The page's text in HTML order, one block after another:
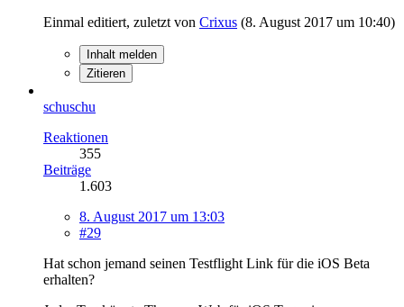
Einmal editiert, zuletzt von Crixus (8. August 2017 um 10:40)
Inhalt melden
Zitieren
schuschu
Reaktionen
355
Beiträge
1.603
8. August 2017 um 13:03
#29
Hat schon jemand seinen Testflight Link für die iOS Beta
erhalten?